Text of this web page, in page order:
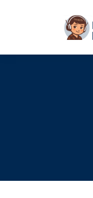
Tovább a tartalomhoz